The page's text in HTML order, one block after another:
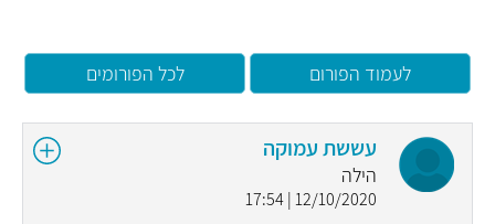
לעמוד הפורום לכל הפורומים
עששת עמוקה
הילה
12/10/2020 | 17:54